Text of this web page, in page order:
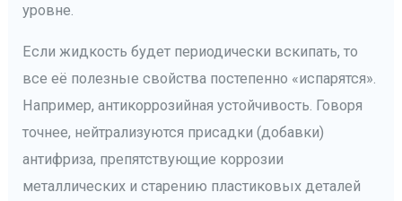
уровне.
Если жидкость будет периодически вскипать, то
все её полезные свойства постепенно «испарятся».
Например, антикоррозийная устойчивость. Говоря
точнее, нейтрализуются присадки (добавки)
антифриза, препятствующие коррозии
металлических и старению пластиковых деталей